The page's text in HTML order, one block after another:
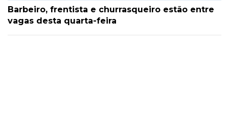
Barbeiro, frentista e churrasqueiro estão entre
vagas desta quarta-feira